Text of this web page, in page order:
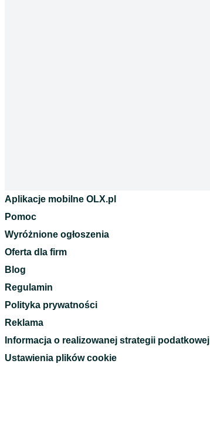
Aplikacje mobilne OLX.pl
Pomoc
Wyróżnione ogłoszenia
Oferta dla firm
Blog
Regulamin
Polityka prywatności
Reklama
Informacja o realizowanej strategii podatkowej
Ustawienia plików cookie